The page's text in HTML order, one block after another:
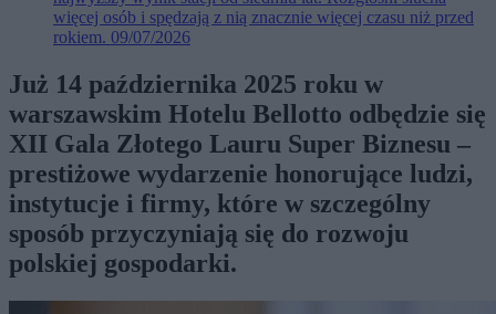
więcej osób i spędzają z nią znacznie więcej czasu niż przed
rokiem. 09/07/2026
Już 14 października 2025 roku w
warszawskim Hotelu Bellotto odbędzie się
XII Gala Złotego Lauru Super Biznesu –
prestiżowe wydarzenie honorujące ludzi,
instytucje i firmy, które w szczególny
sposób przyczyniają się do rozwoju
polskiej gospodarki.